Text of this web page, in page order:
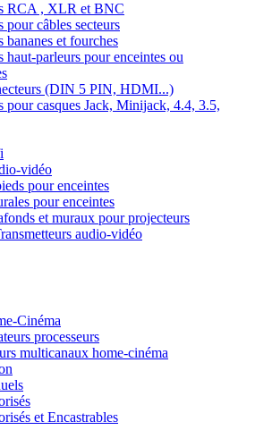
RCA , XLR et BNC
pour câbles secteurs
bananes et fourches
haut-parleurs pour enceintes ou
(DIN 5 PIN, HDMI...)
pour casques Jack, Minijack, 4.4, 3.5,
vidéo
pour enceintes
pour enceintes
et muraux pour projecteurs
audio-vidéo
Cinéma
processeurs
multicanaux home-cinéma
et Encastrables